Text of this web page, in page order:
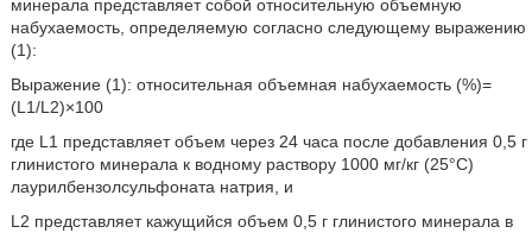
минерала представляет собой относительную объемную
набухаемость, определяемую согласно следующему выражению
(1):
Выражение (1): относительная объемная набухаемость (%)=
(L1/L2)×100
где L1 представляет объем через 24 часа после добавления 0,5 г
глинистого минерала к водному раствору 1000 мг/кг (25°С)
лаурилбензолсульфоната натрия, и
L2 представляет кажущийся объем 0,5 г глинистого минерала в